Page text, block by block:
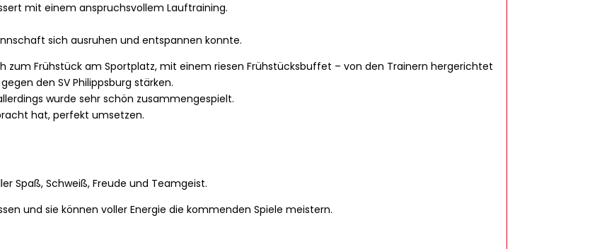
mit einem anspruchsvollem Lauftraining.
sich ausruhen und entspannen konnte.
Frühstück am Sportplatz, mit einem riesen Frühstücksbuffet – von den Trainern hergerichtet
den SV Philippsburg stärken.
wurde sehr schön zusammengespielt.
hat, perfekt umsetzen.
Spaß, Schweiß, Freude und Teamgeist.
und sie können voller Energie die kommenden Spiele meistern.